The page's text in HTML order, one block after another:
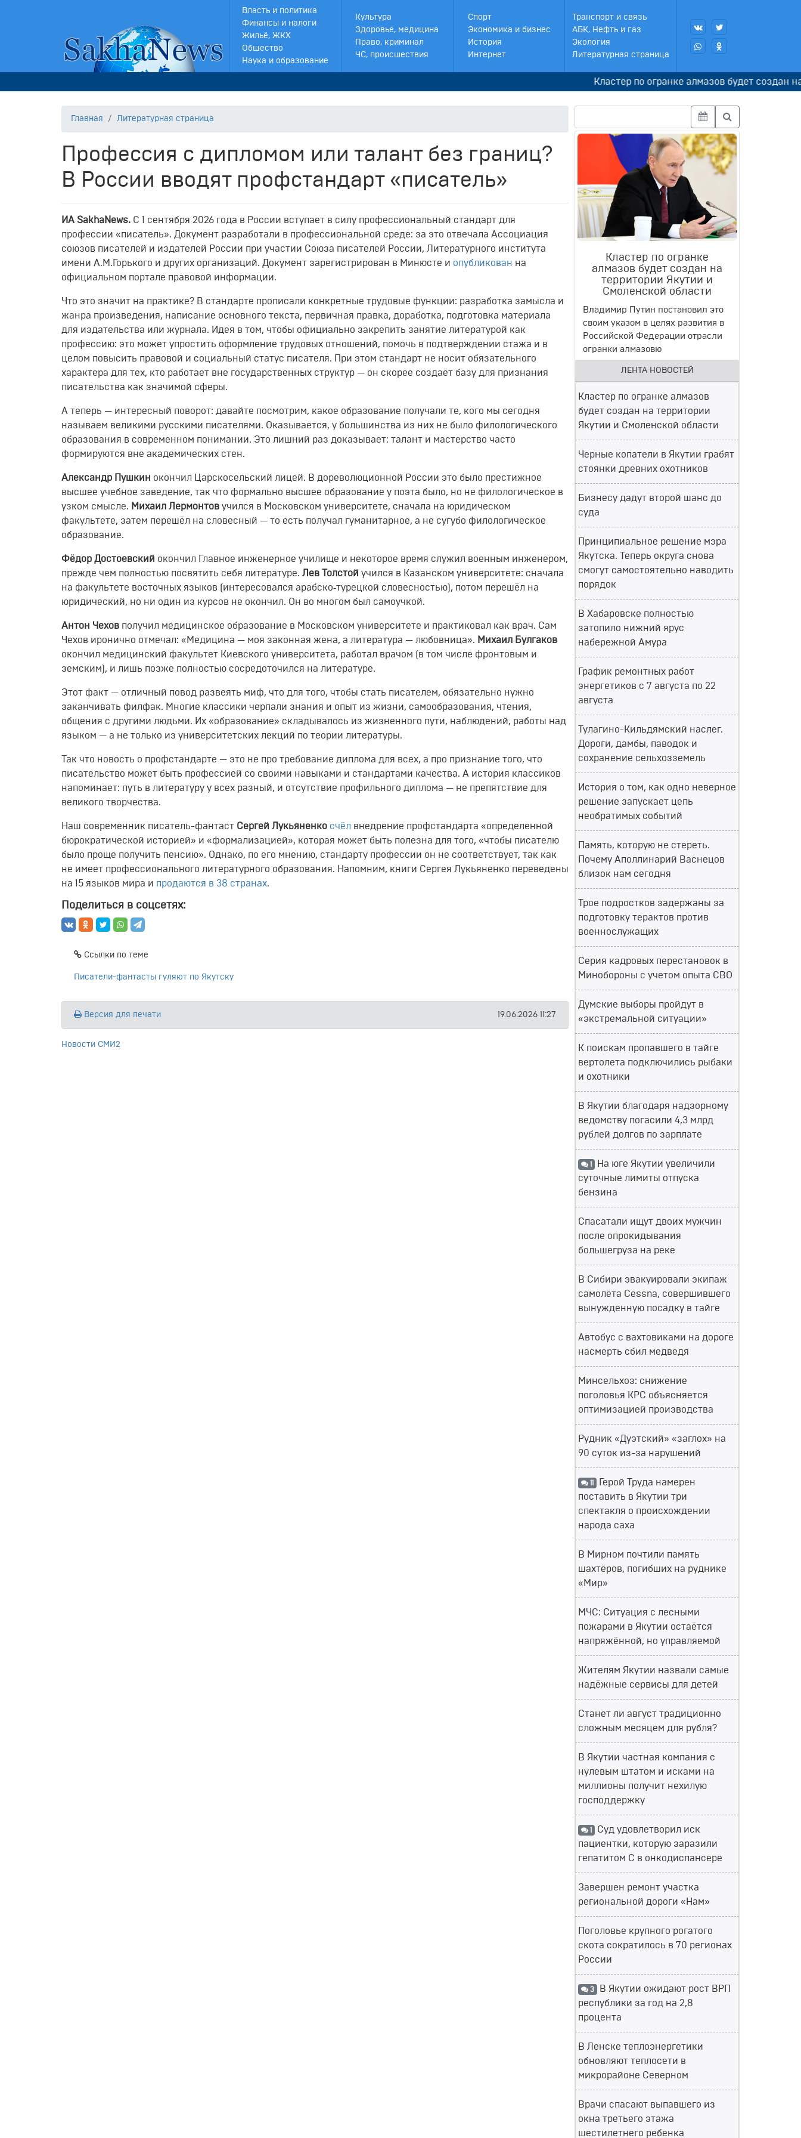
Власть и политика
Финансы и налоги
Жильё, ЖКХ
Общество
Наука и образование
Культура
Здоровье, медицина
Право, криминал
ЧС, происшествия
Спорт
Экономика и бизнес
История
Интернет
Транспорт и связь
АБК, Нефть и газ
Экология
Литературная страница
Кластер по огранке алмазов будет создан на
Главная Литературная страница
Профессия с дипломом или талант без границ?
В России вводят профстандарт «писатель»
ИA SakhaNews. С 1 сентября 2026 года в России вступает в силу профессиональный стандарт для
профессии «писатель». Документ разработали в профессиональной среде: за это отвечала Ассоциация
союзов писателей и издателей России при участии Союза писателей России, Литературного института
имени А.М. Горького и других организаций. Документ зарегистрирован в Минюсте и опубликован на
официальном портале правовой информации.
Что это значит на практике? В стандарте прописали конкретные трудовые функции: разработка замысла и
жанра произведения, написание основного текста, первичная правка, доработка, подготовка материала
для издательства или журнала. Идея в том, чтобы официально закрепить занятие литературой как
профессию: это может упростить оформление трудовых отношений, помочь в подтверждении стажа и в
целом повысить правовой и социальный статус писателя. При этом стандарт не носит обязательного
характера для тех, кто работает вне государственных структур — он скорее создаёт базу для признания
писательства как значимой сферы.
А теперь — интересный поворот: давайте посмотрим, какое образование получали те, кого мы сегодня
называем великими русскими писателями. Оказывается, у большинства из них не было филологического
образования в современном понимании. Это лишний раз доказывает: талант и мастерство часто
формируются вне академических стен.
Александр Пушкин окончил Царскосельский лицей. В дореволюционной России это было престижное
высшее учебное заведение, так что формально высшее образование у поэта было, но не филологическое в
узком смысле. Михаил Лермонтов учился в Московском университете, сначала на юридическом
факультете, затем перешёл на словесный — то есть получал гуманитарное, а не сугубо филологическое
образование.
Фёдор Достоевский окончил Главное инженерное училище и некоторое время служил военным инженером,
прежде чем полностью посвятить себя литературе. Лев Толстой учился в Казанском университете: сначала
на факультете восточных языков (интересовался арабско‑турецкой словесностью), потом перешёл на
юридический, но ни один из курсов не окончил. Он во многом был самоучкой.
Антон Чехов получил медицинское образование в Московском университете и практиковал как врач. Сам
Чехов иронично отмечал: «Медицина — моя законная жена, а литература — любовница». Михаил Булгаков
окончил медицинский факультет Киевского университета, работал врачом (в том числе фронтовым и
земским), и лишь позже полностью сосредоточился на литературе.
Этот факт — отличный повод развеять миф, что для того, чтобы стать писателем, обязательно нужно
заканчивать филфак. Многие классики черпали знания и опыт из жизни, самообразования, чтения,
общения с другими людьми. Их «образование» складывалось из жизненного пути, наблюдений, работы над
языком — а не только из университетских лекций по теории литературы.
Так что новость о профстандарте — это не про требование диплома для всех, а про признание того, что
писательство может быть профессией со своими навыками и стандартами качества. А история классиков
напоминает: путь в литературу у всех разный, и отсутствие профильного диплома — не препятствие для
великого творчества.
Наш современник писатель-фантаст Сергей Лукьяненко счёл внедрение профстандарта «определенной
бюрократической историей» и «формализацией», которая может быть полезна для того, «чтобы писателю
было проще получить пенсию». Однако, по его мнению, стандарту профессии он не соответствует, так как
не имеет профессионального литературного образования. Напомним, книги Сергея Лукьяненко переведены
на 15 языков мира и продаются в 38 странах.
Поделиться в соцсетях:
Ссылки по теме
Писатели-фантасты гуляют по Якутску
Версия для печати 19.06.2026 11:27
Новости СМИ2
Кластер по огранке
алмазов будет создан на
территории Якутии и
Смоленской области
Владимир Путин постановил это
своим указом в целях развития в
Российской Федерации отрасли
огранки алмазовю
ЛЕНТА НОВОСТЕЙ
Кластер по огранке алмазов
будет создан на территории
Якутии и Смоленской области
Черные копатели в Якутии грабят
стоянки древних охотников
Бизнесу дадут второй шанс до
суда
Принципиальное решение мэра
Якутска. Теперь округа снова
смогут самостоятельно наводить
порядок
В Хабаровске полностью
затопило нижний ярус
набережной Амура
График ремонтных работ
энергетиков с 7 августа по 22
августа
Тулагино-Кильдямский наслег.
Дороги, дамбы, паводок и
сохранение сельхозземель
История о том, как одно неверное
решение запускает цепь
необратимых событий
Память, которую не стереть.
Почему Аполлинарий Васнецов
близок нам сегодня
Трое подростков задержаны за
подготовку терактов против
военнослужащих
Серия кадровых перестановок в
Минобороны с учетом опыта СВО
Думские выборы пройдут в
«экстремальной ситуации»
К поискам пропавшего в тайге
вертолета подключились рыбаки
и охотники
В Якутии благодаря надзорному
ведомству погасили 4,3 млрд
рублей долгов по зарплате
1 На юге Якутии увеличили
суточные лимиты отпуска
бензина
Спасатали ищут двоих мужчин
после опрокидывания
большегруза на реке
В Сибири эвакуировали экипаж
самолёта Cessna, совершившего
вынужденную посадку в тайге
Автобус с вахтовиками на дороге
насмерть сбил медведя
Минсельхоз: снижение
поголовья КРС объясняется
оптимизацией производства
Рудник «Дуэтский» «заглох» на
90 суток из-за нарушений
11 Герой Труда намерен
поставить в Якутии три
спектакля о происхождении
народа саха
В Мирном почтили память
шахтёров, погибших на руднике
«Мир»
МЧС: Ситуация с лесными
пожарами в Якутии остаётся
напряжённой, но управляемой
Жителям Якутии назвали самые
надёжные сервисы для детей
Станет ли август традиционно
сложным месяцем для рубля?
В Якутии частная компания с
нулевым штатом и исками на
миллионы получит нехилую
господдержку
1 Суд удовлетворил иск
пациентки, которую заразили
гепатитом С в онкодиспансере
Завершен ремонт участка
региональной дороги «Нам»
Поголовье крупного рогатого
скота сократилось в 70 регионах
России
3 В Якутии ожидают рост ВРП
республики за год на 2,8
процента
В Ленске теплоэнергетики
обновляют теплосети в
микрорайоне Северном
Врачи спасают выпавшего из
окна третьего этажа
шестилетнего ребенка